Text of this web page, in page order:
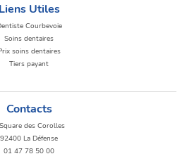
Liens Utiles
Courbevoie
Soins dentaires
soins dentaires
Tiers payant
Contacts
des Corolles
92400 La Défense
01 47 78 50 00